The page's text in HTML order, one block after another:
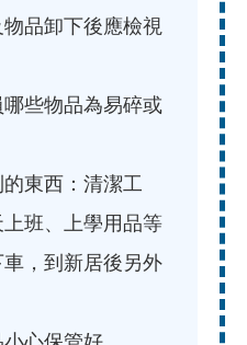
品卸下後應檢視
些物品為易碎或
東西：清潔工
班、上學用品等
，到新居後另外